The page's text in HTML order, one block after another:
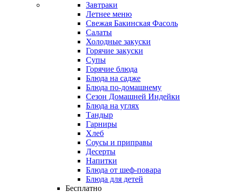
Завтраки
Летнее меню
Свежая Бакинская Фасоль
Салаты
Холодные закуски
Горячие закуски
Супы
Горячие блюда
Блюда на садже
Блюда по-домашнему
Сезон Домашней Индейки
Блюда на углях
Тандыр
Гарниры
Хлеб
Соусы и приправы
Десерты
Напитки
Блюда от шеф-повара
Блюда для детей
Бесплатно